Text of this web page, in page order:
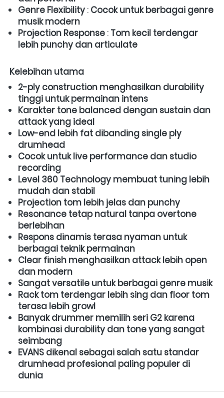
Genre Flexibility : Cocok untuk berbagai genre
musik modern
Projection Response : Tom kecil terdengar
lebih punchy dan articulate
Kelebihan utama
2-ply construction menghasilkan durability
tinggi untuk permainan intens
Karakter tone balanced dengan sustain dan
attack yang ideal
Low-end lebih fat dibanding single ply
drumhead
Cocok untuk live performance dan studio
recording
Level 360 Technology membuat tuning lebih
mudah dan stabil
Projection tom lebih jelas dan punchy
Resonance tetap natural tanpa overtone
berlebihan
Respons dinamis terasa nyaman untuk
berbagai teknik permainan
Clear finish menghasilkan attack lebih open
dan modern
Sangat versatile untuk berbagai genre musik
Rack tom terdengar lebih sing dan floor tom
terasa lebih growl
Banyak drummer memilih seri G2 karena
kombinasi durability dan tone yang sangat
seimbang
EVANS dikenal sebagai salah satu standar
drumhead profesional paling populer di
dunia